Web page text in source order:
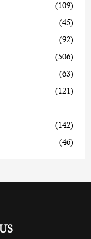
(109)
(45)
(92)
(506)
(63)
(121)
(142)
(46)